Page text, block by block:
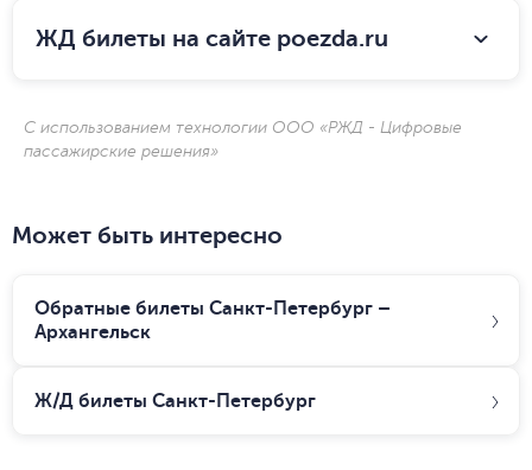
ЖД билеты на сайте poezda.ru
С использованием технологии ООО «РЖД - Цифровые
пассажирские решения»
Может быть интересно
Обратные билеты Санкт-Петербург –
Архангельск
Ж/Д билеты Санкт-Петербург